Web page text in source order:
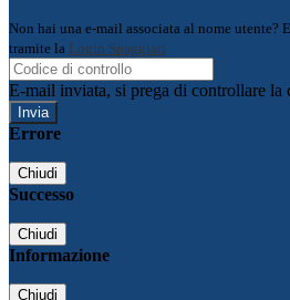
Non hai una e-mail associata al nome utente?
tramite la Login Spaggiari
E-mail inviata, si prega di controllare la
Errore
Chiudi
Successo
Chiudi
Informazione
Chiudi